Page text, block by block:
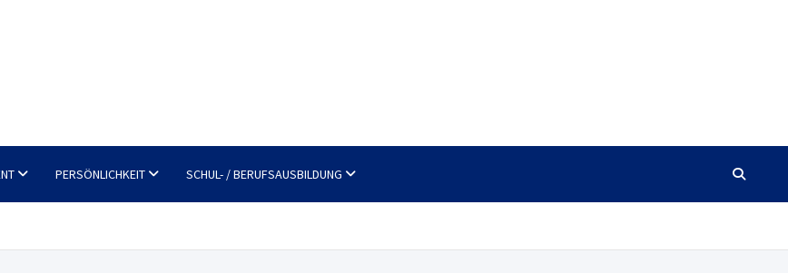
PERSÖNLICHKEIT SCHUL- / BERUFSAUSBILDUNG